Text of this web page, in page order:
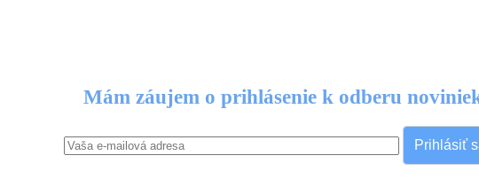
Mám záujem o prihlásenie k odberu
Prihlásiť